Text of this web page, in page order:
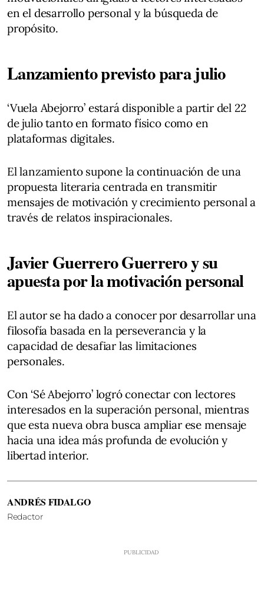
en el desarrollo personal y la búsqueda de
propósito.
Lanzamiento previsto para julio
‘Vuela Abejorro’ estará disponible a partir del 22
de julio tanto en formato físico como en
plataformas digitales.
El lanzamiento supone la continuación de una
propuesta literaria centrada en transmitir
mensajes de motivación y crecimiento personal a
través de relatos inspiracionales.
Javier Guerrero Guerrero y su
apuesta por la motivación personal
El autor se ha dado a conocer por desarrollar una
filosofía basada en la perseverancia y la
capacidad de desafiar las limitaciones
personales.
Con ‘Sé Abejorro’ logró conectar con lectores
interesados en la superación personal, mientras
que esta nueva obra busca ampliar ese mensaje
hacia una idea más profunda de evolución y
libertad interior.
ANDRÉS FIDALGO
Redactor